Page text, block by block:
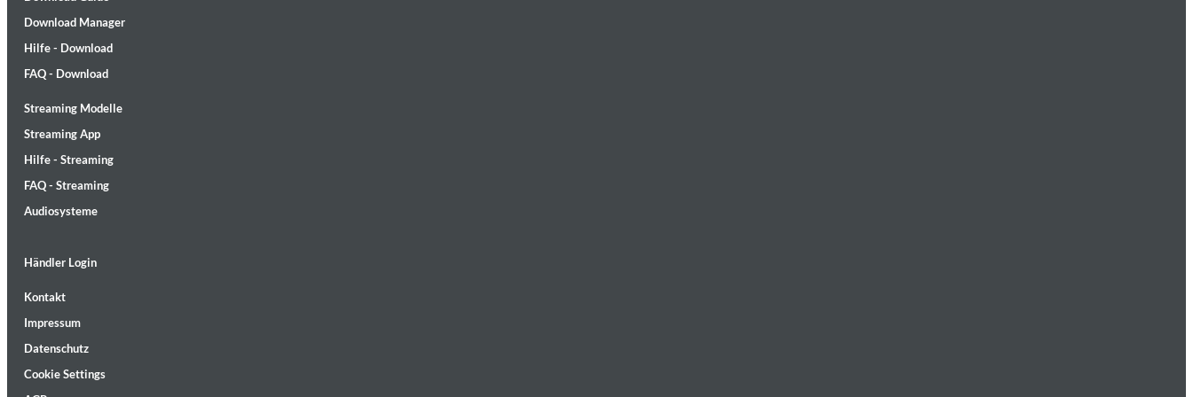
MIDNIGHT SUGAR (Remastered)
Genre:Jazz
Download Manager
Hilfe - Download
FAQ - Download
Streaming Modelle
Streaming App
Hilfe - Streaming
FAQ - Streaming
Audiosysteme
Händler Login
Kontakt
Impressum
Datenschutz
Cookie Settings